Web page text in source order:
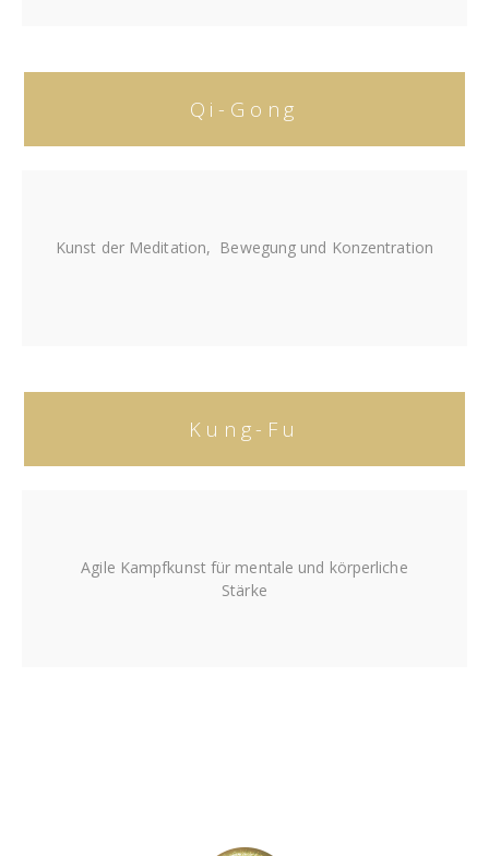
Qi-Gong
Kunst der Meditation, Bewegung und Konzentration
Kung-Fu
Agile Kampfkunst für mentale und körperliche
Stärke